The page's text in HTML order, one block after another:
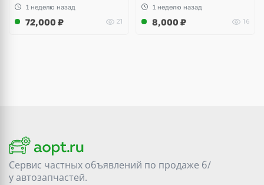
1 неделю назад
72,000 ₽ 21
1 неделю назад
8,000 ₽ 16
Сервис частных объявлений по продаже б/
уавтозапчастей.